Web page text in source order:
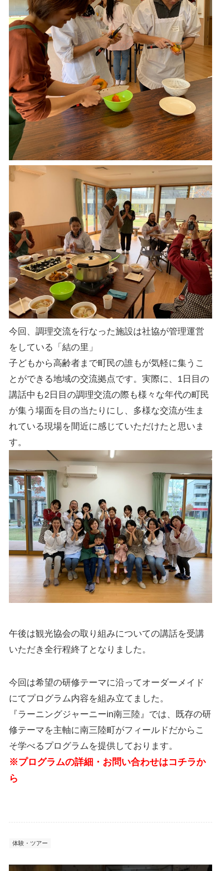
今回、調理交流を行なった施設は社協が管理運営
をしている「結の里」
子どもから高齢者まで町民の誰もが気軽に集うこ
とができる地域の交流拠点です。実際に、1日目の
講話中も2日目の調理交流の際も様々な年代の町民
が集う場面を目の当たりにし、多様な交流が生ま
れている現場を間近に感じていただけたと思いま
す。
午後は観光協会の取り組みについての講話を受講
いただき全行程終了となりました。
今回は希望の研修テーマに沿ってオーダーメイド
にてプログラム内容を組み立てました。
『ラーニングジャーニーin南三陸』では、既存の研
修テーマを主軸に南三陸町がフィールドだからこ
そ学べるプログラムを提供しております。
※プログラムの詳細・お問い合わせはコチラか
ら
体験・ツアー